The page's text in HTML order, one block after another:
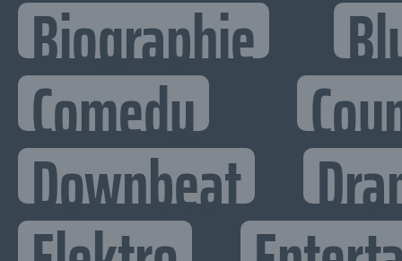
Biographie
Comedy
Downbeat